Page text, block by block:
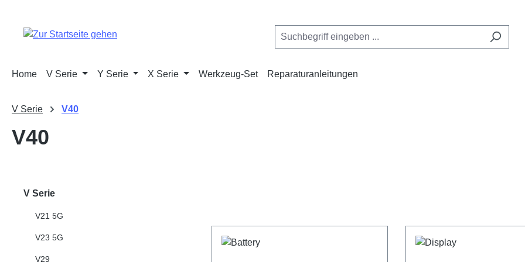
Home V Serie Y Serie X Serie Werkzeug-Set Reparaturanleitungen
V Serie V40
V40
V Serie
V21 5G
V23 5G
V29